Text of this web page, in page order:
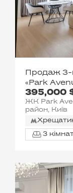
395,000
Продаж 3-
«Park
60
ЖК Park
район, Київ
3